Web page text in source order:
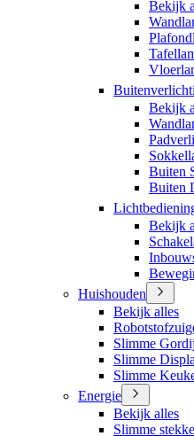
Bekijk
Bekijk
Buiten
Buiten
Bekijk
Huishouden
Bekijk alles
Slimme
Slimme
Slimme
Energie
Bekijk alles
Slimme